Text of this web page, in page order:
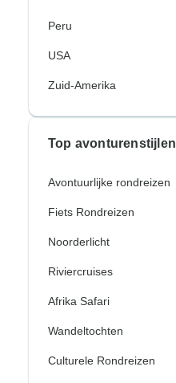
Peru
USA
Zuid-Amerika
Top avonturenstijlen
Avontuurlijke rondreizen
Fiets Rondreizen
Noorderlicht
Riviercruises
Afrika Safari
Wandeltochten
Culturele Rondreizen